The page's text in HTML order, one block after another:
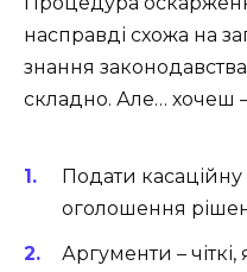
насправді схожа на
знання
складно. Але… хочеш
Подати касаційну
оголошення
Аргументи – чіткі,